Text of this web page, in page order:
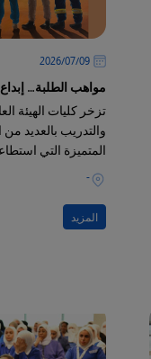
09‏/07‏/2026
مواهب الطلبة…
تزخر كليات الهيئة
والتدريب بالعديد من
المتميزة التي
في مختلف المجالات
-
المزيد